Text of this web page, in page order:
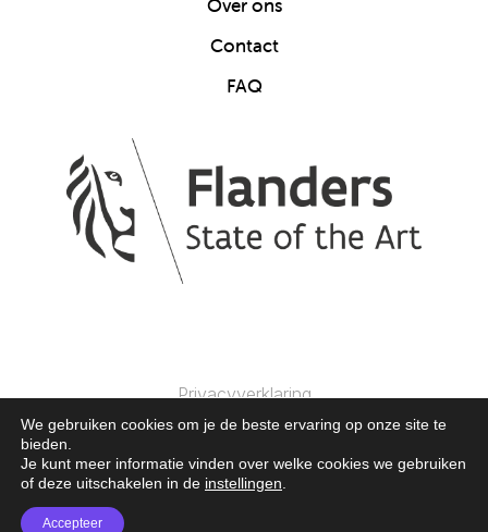
Over ons
Contact
FAQ
Privacyverklaring
© 2025 Clics Toys. Alle Rechten Voorbehouden.
We gebruiken cookies om je de beste ervaring op onze site te
bieden.
Je kunt meer informatie vinden over welke cookies we gebruiken
of deze uitschakelen in de instellingen
Accepteer